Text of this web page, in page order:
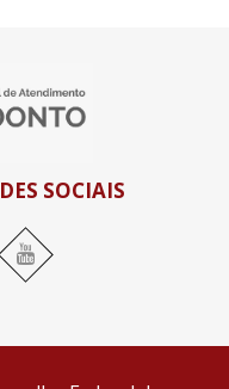
SOCIAIS
YouTube